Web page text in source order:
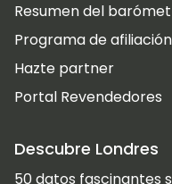
Resumen del
Programa de afiliación
Hazte partner
Portal Revendedores
Descubre Londres
50 datos fascinantes